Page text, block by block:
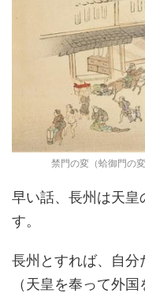
禁門の変（蛤御門の
早い話、長州は天
す。
長州とすれば、自分
（天皇を奉って外